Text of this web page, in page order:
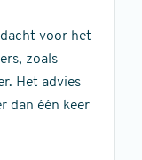
voor het
zoals
Het advies
dan één keer